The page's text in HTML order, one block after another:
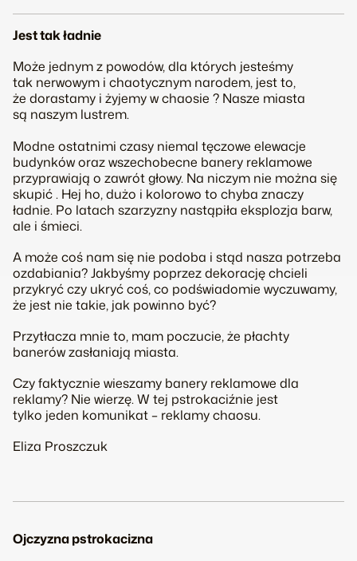
Jest tak ładnie
Może jednym z powodów, dla których jesteśmy
tak nerwowym i chaotycznym narodem, jest to,
że dorastamy i żyjemy w chaosie ? Nasze miasta
są naszym lustrem.
Modne ostatnimi czasy niemal tęczowe elewacje
budynków oraz wszechobecne banery reklamowe
przyprawiają o zawrót głowy. Na niczym nie można się
skupić . Hej ho, dużo i kolorowo to chyba znaczy
ładnie. Po latach szarzyzny nastąpiła eksplozja barw,
ale i śmieci.
A może coś nam się nie podoba i stąd nasza potrzeba
ozdabiania? Jakbyśmy poprzez dekorację chcieli
przykryć czy ukryć coś, co podświadomie wyczuwamy,
że jest nie takie, jak powinno być?
Przytłacza mnie to, mam poczucie, że płachty
banerów zasłaniają miasta.
Czy faktycznie wieszamy banery reklamowe dla
reklamy? Nie wierzę. W tej pstrokaciźnie jest
tylko jeden komunikat – reklamy chaosu.
Eliza Proszczuk
Ojczyzna pstrokacizna